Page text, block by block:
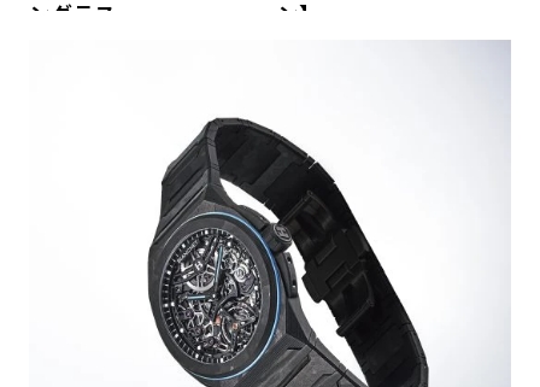
ングラス
ン】